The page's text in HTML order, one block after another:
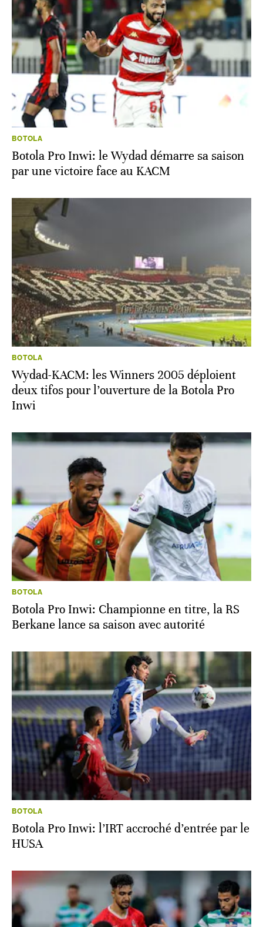
BOTOLA
Botola Pro Inwi: le Wydad démarre sa saison
par une victoire face au KACM
BOTOLA
Wydad-KACM: les Winners 2005 déploient
deux tifos pour l’ouverture de la Botola Pro
Inwi
BOTOLA
Botola Pro Inwi: Championne en titre, la RS
Berkane lance sa saison avec autorité
BOTOLA
Botola Pro Inwi: l’IRT accroché d’entrée par le
HUSA